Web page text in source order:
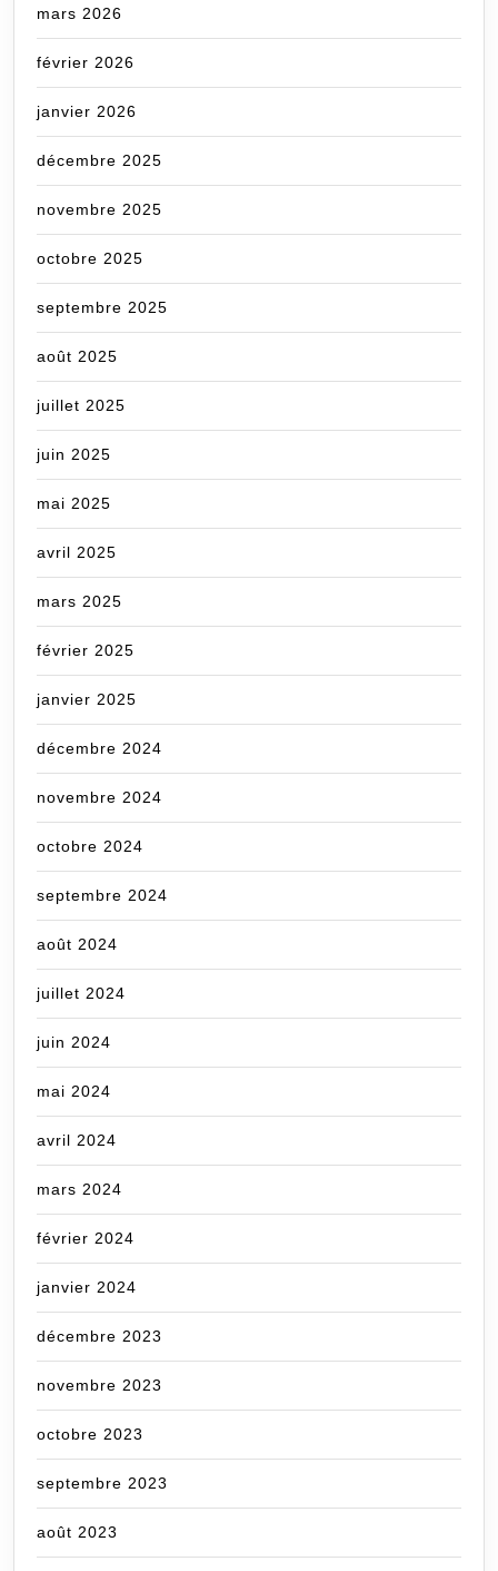
mars 2026
février 2026
janvier 2026
décembre 2025
novembre 2025
octobre 2025
septembre 2025
août 2025
juillet 2025
juin 2025
mai 2025
avril 2025
mars 2025
février 2025
janvier 2025
décembre 2024
novembre 2024
octobre 2024
septembre 2024
août 2024
juillet 2024
juin 2024
mai 2024
avril 2024
mars 2024
février 2024
janvier 2024
décembre 2023
novembre 2023
octobre 2023
septembre 2023
août 2023